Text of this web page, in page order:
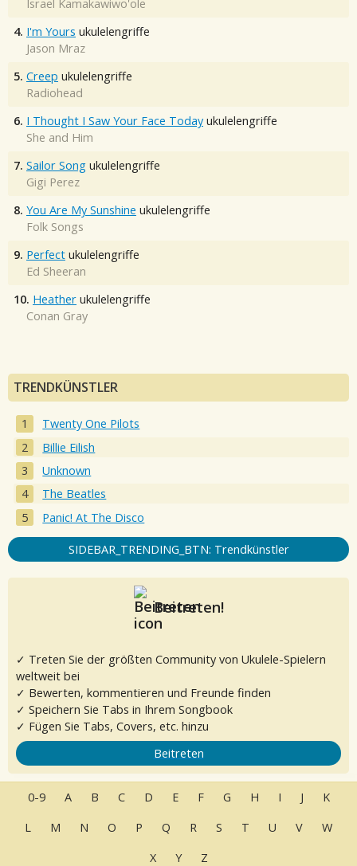
Israel Kamakawiwo'ole
4. I'm Yours ukulelengriffe
Jason Mraz
5. Creep ukulelengriffe
Radiohead
6. I Thought I Saw Your Face Today ukulelengriffe
She and Him
7. Sailor Song ukulelengriffe
Gigi Perez
8. You Are My Sunshine ukulelengriffe
Folk Songs
9. Perfect ukulelengriffe
Ed Sheeran
10. Heather ukulelengriffe
Conan Gray
TRENDKÜNSTLER
Twenty One Pilots
Billie Eilish
Unknown
The Beatles
Panic! At The Disco
SIDEBAR_TRENDING_BTN: Trendkünstler
Beitreten!
✓ Treten Sie der größten Community von Ukulele-Spielern
weltweit bei
✓ Bewerten, kommentieren und Freunde finden
✓ Speichern Sie Tabs in Ihrem Songbook
✓ Fügen Sie Tabs, Covers, etc. hinzu
Beitreten
0-9 A B C D E F G H I J
K
L
M N O P Q R S T U V
W
X
Y Z